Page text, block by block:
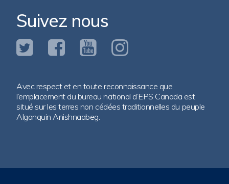
Suivez nous
Avec respect et en toute reconnaissance que
l’emplacement du bureau national d’EPS Canada est
situé sur les terres non cédées traditionnelles du peuple
Algonquin Anishnaabeg.